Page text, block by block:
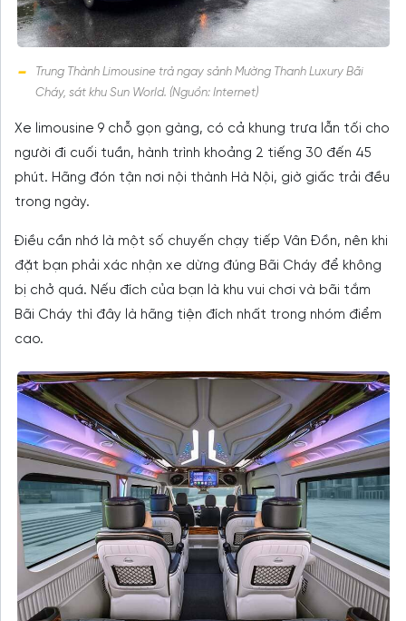
Trung Thành Limousine trả ngay sảnh Mường Thanh Luxury Bãi
Cháy, sát khu Sun World. (Nguồn: Internet)
Xe limousine 9 chỗ gọn gàng, có cả khung trưa lẫn tối cho
người đi cuối tuần, hành trình khoảng 2 tiếng 30 đến 45
phút. Hãng đón tận nơi nội thành Hà Nội, giờ giấc trải đều
trong ngày.
Điều cần nhớ là một số chuyến chạy tiếp Vân Đồn, nên khi
đặt bạn phải xác nhận xe dừng đúng Bãi Cháy để không
bị chở quá. Nếu đích của bạn là khu vui chơi và bãi tắm
Bãi Cháy thì đây là hãng tiện đích nhất trong nhóm điểm
cao.